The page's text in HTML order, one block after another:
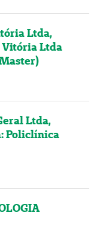
Ltda,
Vitória Ltda
Ltda,
Policlínica